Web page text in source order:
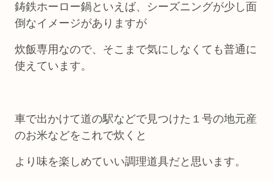
鋳鉄ホーロー鍋といえば、シーズニングが少し面
倒なイメージがありますが
炊飯専用なので、そこまで気にしなくても普通に
使えています。
車で出かけて道の駅などで見つけた１号の地元産
のお米などをこれで炊くと
より味を楽しめていい調理道具だと思います。